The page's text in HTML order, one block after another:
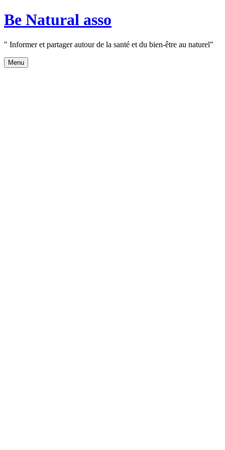
Aller
au
Be Natural asso
" Informer et partager autour de la santé et du bien-être au naturel"
Menu